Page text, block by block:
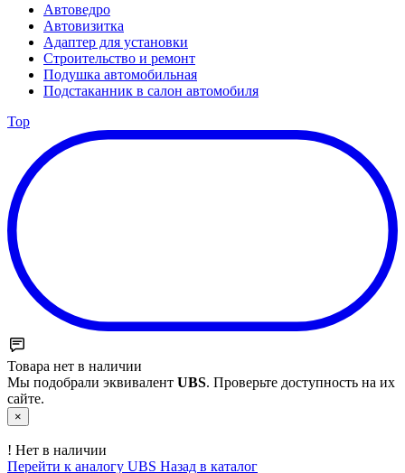
Автоведро
Автовизитка
Адаптер для установки
Строительство и ремонт
Подушка автомобильная
Подстаканник в салон автомобиля
Top
Товара нет в наличии
Мы подобрали эквивалент UBS. Проверьте доступность на их
сайте.
×
! Нет в наличии
Перейти к аналогу UBS Назад в каталог